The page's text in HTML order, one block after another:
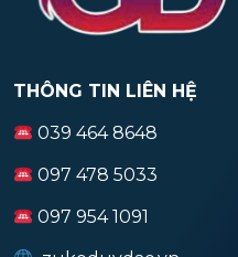
THÔNG TIN LIÊN HỆ
039 464 8648
097 478 5033
097 954 1091